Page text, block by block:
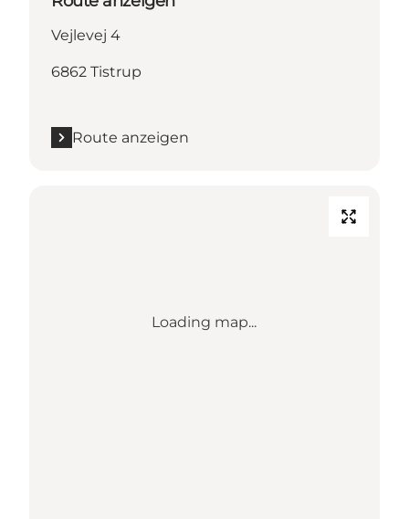
Vejlevej 4
6862 Tistrup
Route anzeigen
Loading map...